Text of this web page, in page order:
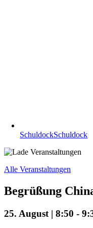
SchuldockSchuldock
Alle Veranstaltungen
Begrüßung
25. August | 8:50 -